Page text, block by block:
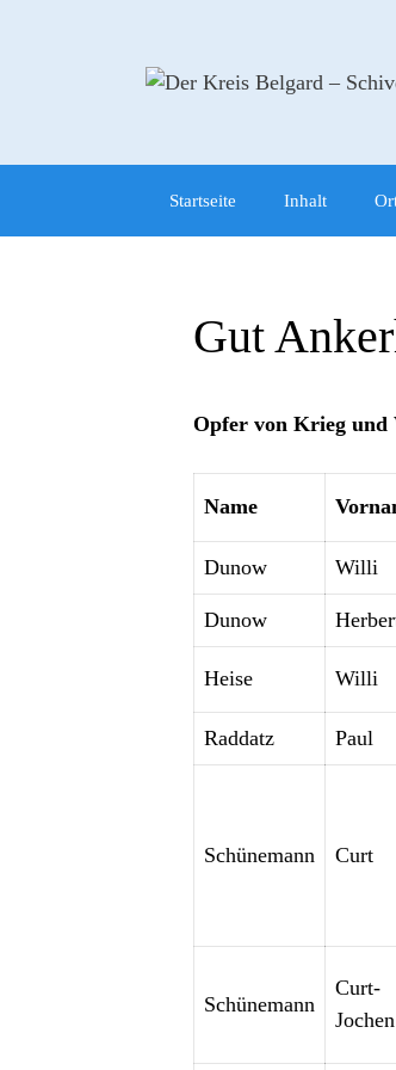
Startseite Inhalt
Gut
Opfer von Krieg und
Name
Dunow Willi
Dunow
Heise Willi
Raddatz Paul
Schünemann Curt
Schünemann
Curt-
Jochen